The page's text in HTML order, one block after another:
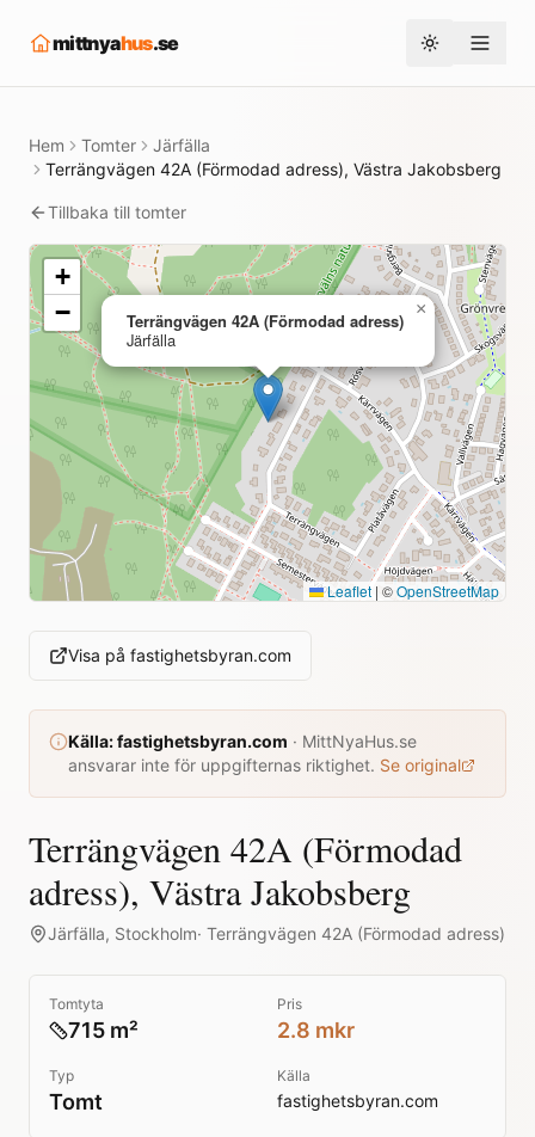
mittnyahus.se Toggle theme
Hem Tomter
Järfälla
Terrängvägen 42A (Förmodad adress), Västra Jakobsberg
Tillbaka till tomter
Terrängvägen 42A (Förmodad adress)
Järfälla
×
+
−
Leaflet | ©OpenStreetMap
Visa på fastighetsbyran.com
Källa:fastighetsbyran.com · MittNyaHus.se
ansvarar inte för uppgifternas riktighet. Se original
Terrängvägen 42A (Förmodad
adress), Västra Jakobsberg
Järfälla, Stockholm· Terrängvägen 42A (Förmodad adress)
Tomtyta
715 m²
Pris
2.8 mkr
Typ
Tomt
Källa
fastighetsbyran.com